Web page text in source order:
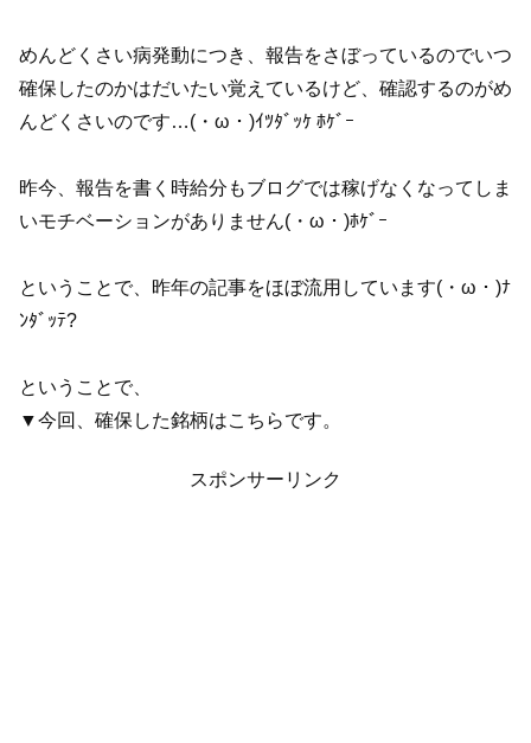
めんどくさい病発動につき、報告をさぼっているのでいつ
確保したのかはだいたい覚えているけど、確認するのがめ
んどくさいのです…(・ω・)ｲﾂﾀﾞｯｹ ﾎｹﾞｰ
昨今、報告を書く時給分もブログでは稼げなくなってしま
いモチベーションがありません(・ω・)ﾎｹﾞｰ
ということで、昨年の記事をほぼ流用しています(・ω・)ﾅ
ﾝﾀﾞｯﾃ?
ということで、
▼今回、確保した銘柄はこちらです。
スポンサーリンク